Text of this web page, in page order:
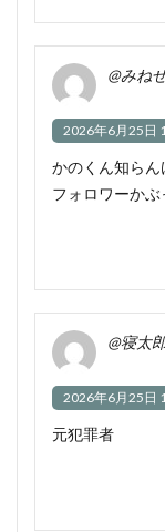
@みね
2026年6月25日
かのくん知らん
フォロワーか
@寝太
2026年6月25日
元犯罪者